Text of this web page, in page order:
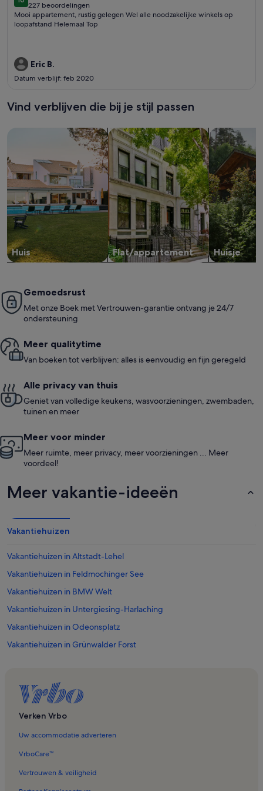
10 op 10
227 beoordelingen
(227
beoordelingen)
Mooi appartement, rustig gelegen Wel alle noodzakelijke winkels op
loopafstand Helemaal Top
Eric B.
Datum verblijf: feb 2020
Vind verblijven die bij je stijl passen
Huis
Zoeken naar huizen
Flat/appartement
Zoeken naar flats/appartementen
Huisje
Huisjes
Gemoedsrust
Met onze Boek met Vertrouwen-garantie ontvang je 24/7
ondersteuning
Meer quali­ty­time
Van boeken tot verblijven: alles is eenvoudig en fijn geregeld
Alle privacy van thuis
Geniet van volledige keukens, wasvoorzieningen, zwembaden,
tuinen en meer
Meer voor minder
Meer ruimte, meer privacy, meer voorzieningen ... Meer
voordeel!
Meer vakantie-ideeën
Vakantiehuizen
Vakantiehuizen in Altstadt-Lehel
Vakantiehuizen in Feldmochinger See
Vakantiehuizen in BMW Welt
Vakantiehuizen in Untergiesing-Harlaching
Vakantiehuizen in Odeonsplatz
Vakantiehuizen in Grünwalder Forst
Vakantiehuizen in Brouwerij Spaten
Vakantiehuizen in Feldmoching - Hasenbergl
Vakantiehuizen in Nymphenburg Palace
Vakantiehuizen in Surfspot Eisbach
Vakantiehuizen in Neuperlach
Vakantiehuizen in Laim
Verken Vrbo
Uw accommodatie adverteren
VrboCare™
Vertrouwen & veiligheid